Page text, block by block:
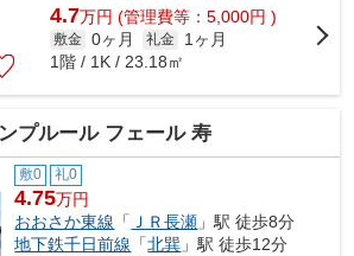
4.7万円 (管理費等：5,000円 )
敷金 0ヶ月 礼金
1ヶ月
1階 / 1K / 23.18㎡
プルール フェール 寿
敷0 礼0
4.75万円
おおさか東線 「 ＪＲ長瀬 」駅 徒歩8分
地下鉄千日前線 「北巽 」駅 徒歩12分